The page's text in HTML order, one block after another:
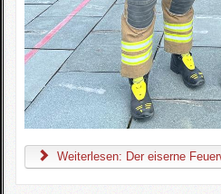
Weiterlesen: Der eiserne